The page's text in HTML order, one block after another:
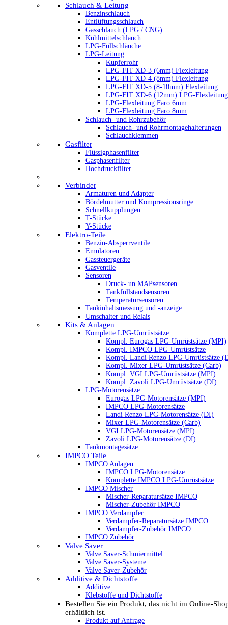
Schlauch & Leitung
Benzinschlauch
Entlüftungsschlauch
Gasschlauch (LPG / CNG)
Kühlmittelschlauch
LPG-Füllschläuche
LPG-Leitung
Kupferrohr
LPG-FIT XD-3 (6mm) Flexleitung
LPG-FIT XD-4 (8mm) Flexleitung
LPG-FIT XD-5 (8-10mm) Flexleitung
LPG-FIT XD-6 (12mm) LPG-Flexleitung
LPG-Flexleitung Faro 6mm
LPG-Flexleitung Faro 8mm
Schlauch- und Rohrzubehör
Schlauch- und Rohrmontagehalterungen
Schlauchklemmen
Gasfilter
Flüssigphasenfilter
Gasphasenfilter
Hochdruckfilter
Verbinder
Armaturen und Adapter
Bördelmutter und Kompressionsringe
Schnellkupplungen
T-Stücke
Y-Stücke
Elektro-Teile
Benzin-Absperrventile
Emulatoren
Gassteuergeräte
Gasventile
Sensoren
Druck- un MAPsensoren
Tankfüllstandsensoren
Temperatursensoren
Tankinhaltsmessung und -anzeige
Umschalter und Relais
Kits & Anlagen
Komplette LPG-Umrüstsätze
Kompl. Eurogas LPG-Umrüstsätze (MPI)
Kompl. IMPCO LPG-Umrüstsätze
Kompl. Landi Renzo LPG-Umrüstsätze
Kompl. Mixer LPG-Umrüstsätze (Carb)
Kompl. VGI LPG-Umrüstsätze (MPI)
Kompl. Zavoli LPG-Umrüstsätze (DI)
LPG-Motorensätze
Eurogas LPG-Motorensätze (MPI)
IMPCO LPG-Motorensätze
Landi Renzo LPG-Motorensätze (DI)
Mixer LPG-Motorensätze (Carb)
VGI LPG-Motorensätze (MPI)
Zavoli LPG-Motorensätze (DI)
Tankmontagesätze
IMPCO Teile
IMPCO Anlagen
IMPCO LPG-Motorensätze
Komplette IMPCO LPG-Umrüstsätze
IMPCO Mischer
Mischer-Reparatursätze IMPCO
Mischer-Zubehör IMPCO
IMPCO Verdampfer
Verdampfer-Reparatursätze IMPCO
Verdampfer-Zubehör IMPCO
IMPCO Zubehör
Valve Saver
Valve Saver-Schmiermittel
Valve Saver-Systeme
Valve Saver-Zubehör
Additive & Dichtstoffe
Additive
Klebstoffe und Dichtstoffe
Bestellen Sie ein Produkt, das nicht im Online-
erhältlich ist.
Produkt auf Anfrage